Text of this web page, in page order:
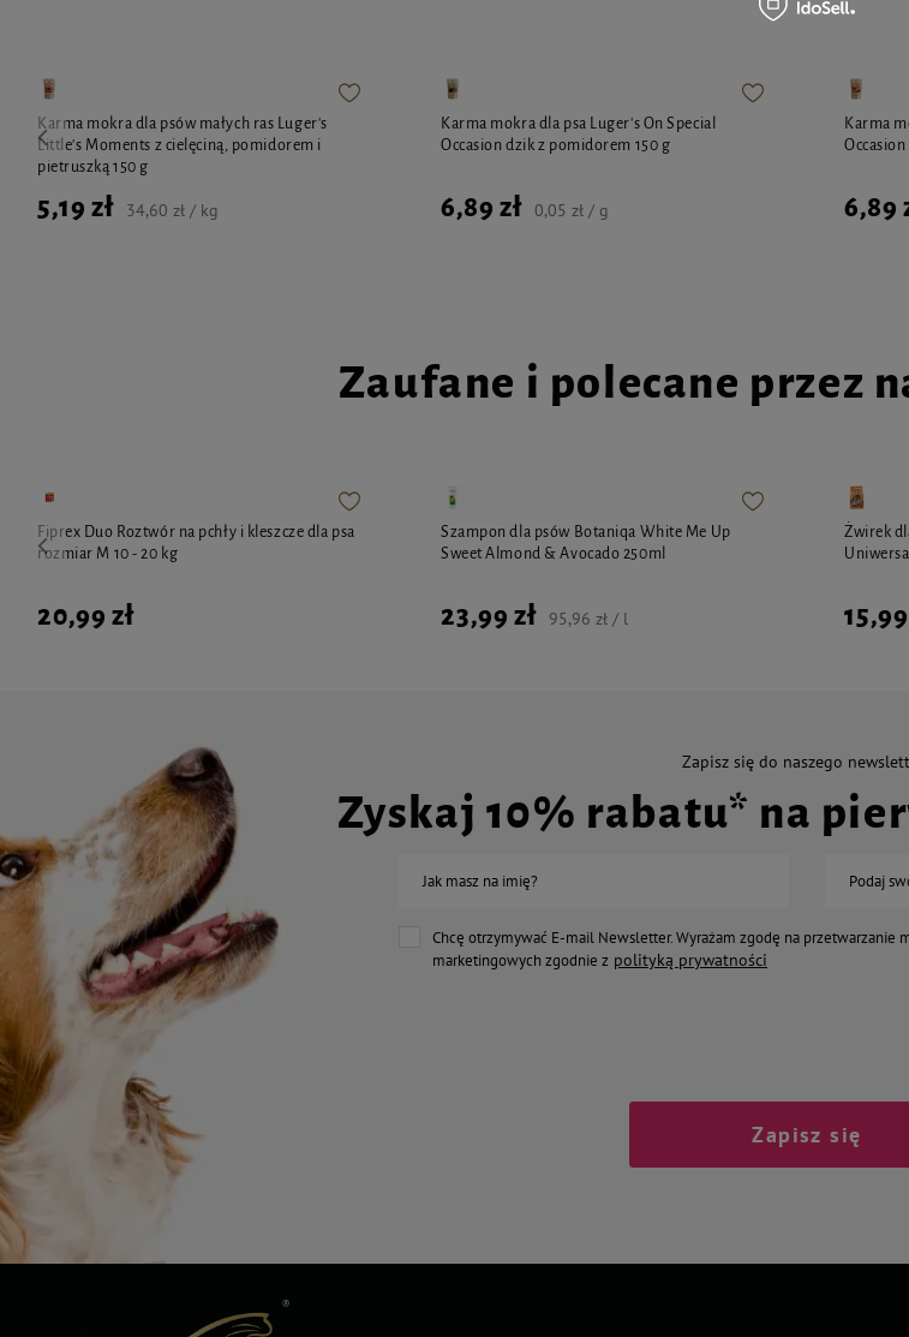
Karma mokra dla psów małych ras Luger's
Little's Moments z cielęciną, pomidorem i
pietruszką 150 g
5,19 zł 34,60 zł / kg
Karma mokra dla psa Luger's On Special
Occasion dzik z pomidorem 150 g
6,89 zł 0,05 zł / g
Karma
6,89
Zaufane i polecane przez
Fiprex Duo Roztwór na pchły i kleszcze dla psa
rozmiar M 10 - 20 kg
20,99 zł
Szampon dla psów Botaniqa White Me Up
Sweet Almond & Avocado 250ml
23,99 zł 95,96 zł / l
Żwirek
Zapisz się do naszego
Zyskaj 10% rabatu* na
Jak masz na imię? Podaj
Chcę otrzymywać E-mail Newsletter. Wyrażam zgodę na przetwarzanie
marketingowych zgodnie z polityką prywatności
Zapisz się